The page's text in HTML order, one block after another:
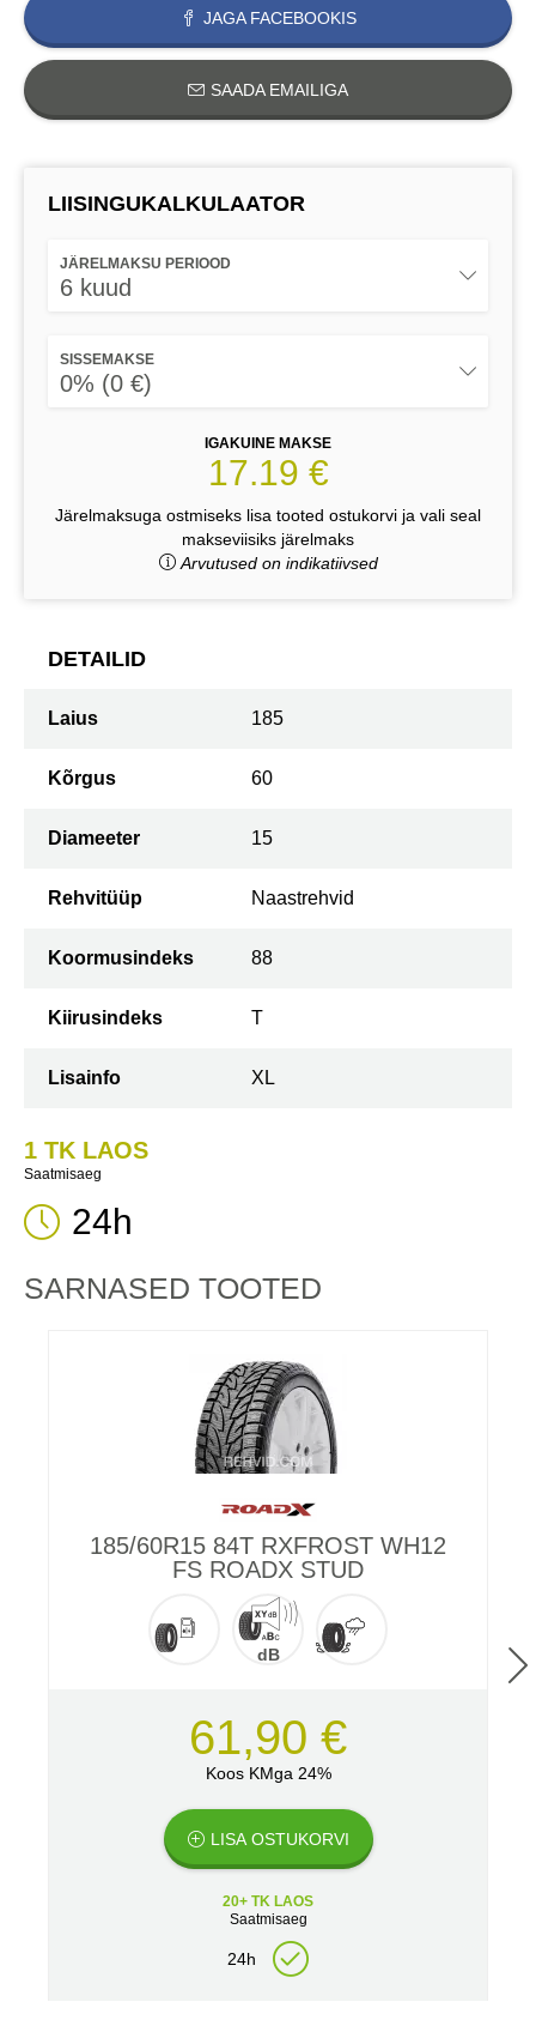
JAGA FACEBOOKIS
SAADA EMAILIGA
LIISINGUKALKULAATOR
JÄRELMAKSU PERIOOD
6 kuud
SISSEMAKSE
0% (0 €)
IGAKUINE MAKSE
17.19 €
Järelmaksuga ostmiseks lisa tooted ostukorvi ja vali seal
makseviisiks järelmaks
Arvutused on indikatiivsed
DETAILID
Laius 185
Kõrgus 60
Diameeter 15
Rehvitüüp Naastrehvid
Koormusindeks 88
Kiirusindeks T
Lisainfo XL
1 TK LAOS
Saatmisaeg
24h
SARNASED TOOTED
185/60R15 84T RXFROST WH12
FS ROADX STUD
dB
61,90 €
Koos KMga 24%
LISA OSTUKORVI
20+ TK LAOS
Saatmisaeg
24h